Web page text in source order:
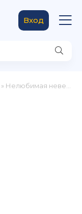
Вход
» Нелюбимая невестка (2024)